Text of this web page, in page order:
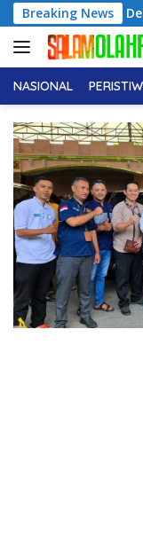
Langsung
ke
konten
Breaking News
Deltras FC
NASIONAL